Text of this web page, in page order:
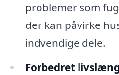
problemer som
der kan påvirke
indvendige dele.
Forbedret